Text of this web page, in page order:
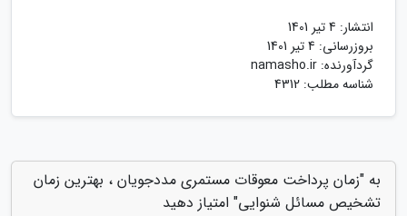
انتشار: 4 تیر 1401
بروزرسانی: 4 تیر 1401
گردآورنده: namasho.ir
شناسه مطلب: 4312
به "زمان پرداخت معوقات مستمری مددجویان ، بهترین زمان
تشخیص مسائل شنوایی" امتیاز دهید